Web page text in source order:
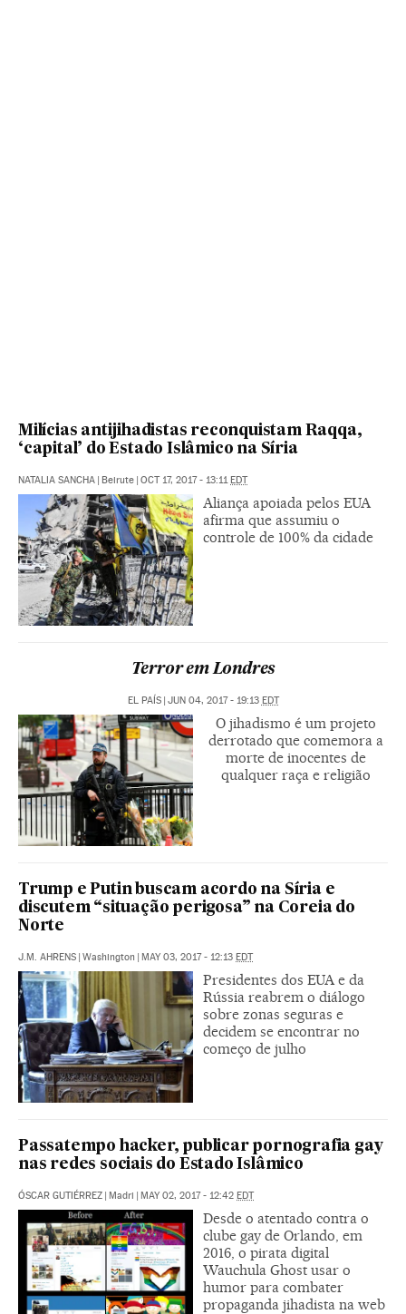
Milícias antijihadistas reconquistam Raqqa,
‘capital’ do Estado Islâmico na Síria
NATALIA SANCHA | Beirute | OCT 17, 2017 - 13:11EDT
Aliança apoiada pelos EUA
afirma que assumiu o
controle de 100% da cidade
Terror em Londres
EL PAÍS | JUN 04, 2017 - 19:13 EDT
O jihadismo é um projeto
derrotado que comemora a
morte de inocentes de
qualquer raça e religião
Trump e Putin buscam acordo na Síria e
discutem “situação perigosa” na Coreia do
Norte
J.M. AHRENS | Washington | MAY 03, 2017 - 12:13 EDT
Presidentes dos EUA e da
Rússia reabrem o diálogo
sobre zonas seguras e
decidem se encontrar no
começo de julho
Passatempo hacker, publicar pornografia gay
nas redes sociais do Estado Islâmico
ÓSCAR GUTIÉRREZ | Madri | MAY 02, 2017 - 12:42 EDT
Desde o atentado contra o
clube gay de Orlando, em
2016, o pirata digital
Wauchula Ghost usar o
humor para combater
propaganda jihadista na web